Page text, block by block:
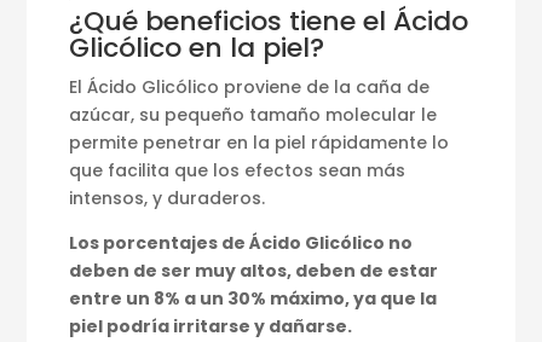
¿Qué beneficios tiene el Ácido
Glicólico en la piel?
El Ácido Glicólico proviene de la caña de
azúcar, su pequeño tamaño molecular le
permite penetrar en la piel rápidamente lo
que facilita que los efectos sean más
intensos, y duraderos.
Los porcentajes de Ácido Glicólico no
deben de ser muy altos, deben de estar
entre un 8% a un 30% máximo, ya que la
piel podría irritarse y dañarse.